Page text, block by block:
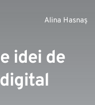
Alina Hasnaș
idei de